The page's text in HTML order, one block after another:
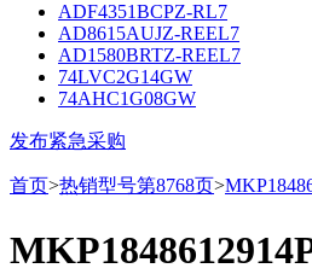
ADF4351BCPZ-RL7
AD8615AUJZ-REEL7
AD1580BRTZ-REEL7
74LVC2G14GW
74AHC1G08GW
发布紧急采购
首页>热销型号第8768页>